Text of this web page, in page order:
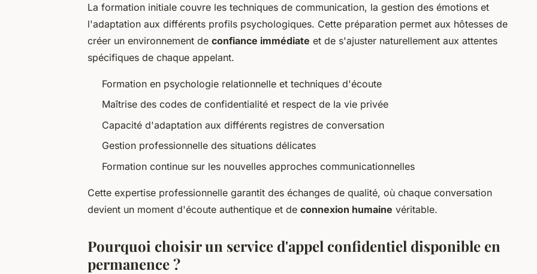
La formation initiale couvre les techniques de communication, la gestion des émotions et
l'adaptation aux différents profils psychologiques. Cette préparation permet aux hôtesses de
créer un environnement de confiance immédiate et de s'ajuster naturellement aux attentes
spécifiques de chaque appelant.
Formation en psychologie relationnelle et techniques d'écoute
Maîtrise des codes de confidentialité et respect de la vie privée
Capacité d'adaptation aux différents registres de conversation
Gestion professionnelle des situations délicates
Formation continue sur les nouvelles approches communicationnelles
Cette expertise professionnelle garantit des échanges de qualité, où chaque conversation
devient un moment d'écoute authentique et de connexion humaine véritable.
Pourquoi choisir un service d'appel confidentiel disponible en
permanence ?